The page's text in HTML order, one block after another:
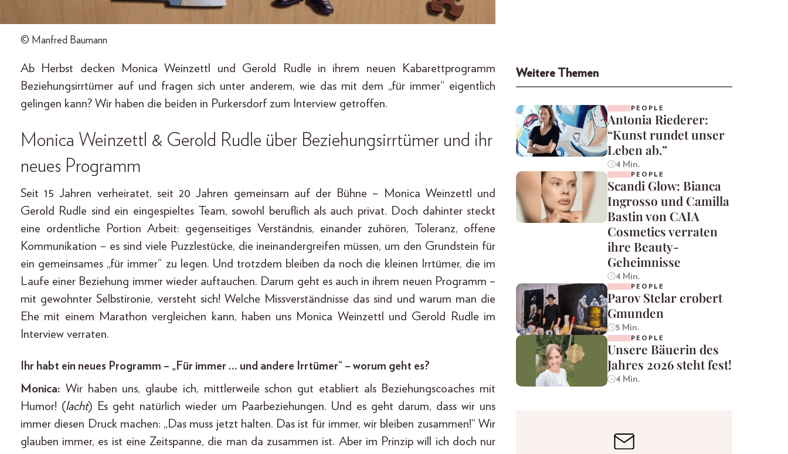
© Manfred Baumann
Ab Herbst decken Monica Weinzettl und Gerold Rudle in ihrem neuen Kabarettprogramm
Beziehungsirrtümer auf und fragen sich unter anderem, wie das mit dem „für immer“ eigentlich
gelingen kann? Wir haben die beiden in Purkersdorf zum Interview getroffen.
Monica Weinzettl & Gerold Rudle über Beziehungsirrtümer und ihr
neues Programm
Seit 15 Jahren verheiratet, seit 20 Jahren gemeinsam auf der Bühne – Monica Weinzettl und
Gerold Rudle sind ein eingespieltes Team, sowohl beruflich als auch privat. Doch dahinter steckt
eine ordentliche Portion Arbeit: gegenseitiges Verständnis, einander zuhören, Toleranz, offene
Kommunikation – es sind viele Puzzlestücke, die ineinandergreifen müssen, um den Grundstein für
ein gemeinsames „für immer“ zu legen. Und trotzdem bleiben da noch die kleinen Irrtümer, die im
Laufe einer Beziehung immer wieder auftauchen. Darum geht es auch in ihrem neuen Programm –
mit gewohnter Selbstironie, versteht sich! Welche Missverständnisse das sind und warum man die
Ehe mit einem Marathon vergleichen kann, haben uns Monica Weinzettl und Gerold Rudle im
Interview verraten.
Ihr habt ein neues Programm – „Für immer … und andere Irrtümer“ – worum geht es?
Monica: Wir haben uns, glaube ich, mittlerweile schon gut etabliert als Beziehungscoaches mit
Humor! (lacht) Es geht natürlich wieder um Paarbeziehungen. Und es geht darum, dass wir uns
immer diesen Druck machen: „Das muss jetzt halten. Das ist für immer, wir bleiben zusammen!“ Wir
glauben immer, es ist eine Zeitspanne, die man da zusammen ist. Aber im Prinzip will ich doch nur
Weitere Themen
PEOPLE
Antonia Riederer:
“Kunst rundet unser
Leben ab.”
4 Min.
PEOPLE
Scandi Glow: Bianca
Ingrosso und Camilla
Bastin von CAIA
Cosmetics verraten
ihre Beauty-
Geheimnisse
4 Min.
PEOPLE
Parov Stelar erobert
Gmunden
5 Min.
PEOPLE
Unsere Bäuerin des
Jahres 2026 steht fest!
4 Min.